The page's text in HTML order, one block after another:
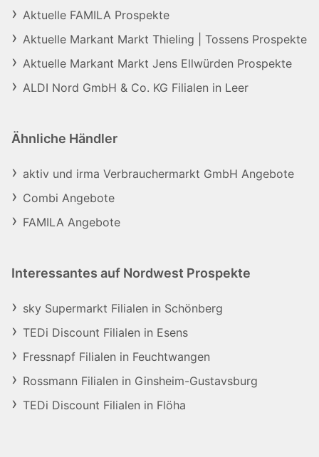
Aktuelle FAMILA Prospekte
Aktuelle Markant Markt Thieling | Tossens Prospekte
Aktuelle Markant Markt Jens Ellwürden Prospekte
ALDI Nord GmbH & Co. KG Filialen in Leer
Ähnliche Händler
aktiv und irma Verbrauchermarkt GmbH Angebote
Combi Angebote
FAMILA Angebote
Interessantes auf Nordwest Prospekte
sky Supermarkt Filialen in Schönberg
TEDi Discount Filialen in Esens
Fressnapf Filialen in Feuchtwangen
Rossmann Filialen in Ginsheim-Gustavsburg
TEDi Discount Filialen in Flöha